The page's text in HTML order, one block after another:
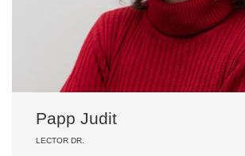
Papp Judit
LECTOR DR.